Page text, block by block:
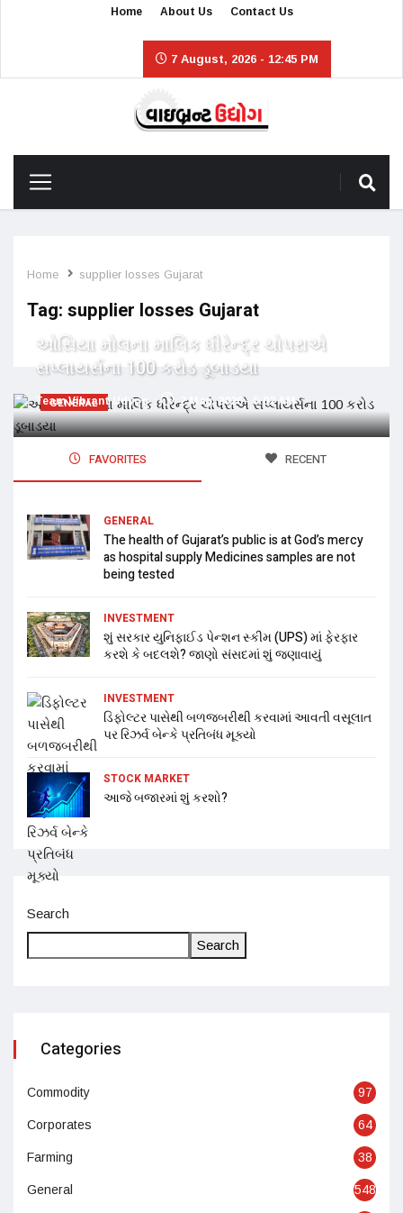
Home About Us Contact Us
7 August, 2026 - 12:45 PM
Home supplier losses Gujarat
Tag: supplier losses Gujarat
GENERAL
ઓસિયા મોલના માલિક ધીરેન્દ્ર ચોપરાએ
સપ્લાયર્સના 100 કરોડ ડૂબાડયા
Team Vibrant Udyog 2 May, 2026 - 5:02 AM
FAVORITES RECENT
GENERAL
The health of Gujarat’s public is at God’s mercy
as hospital supply Medicines samples are not
being tested
INVESTMENT
શું સરકાર યુનિફાઈડ પેન્શન સ્કીમ (UPS) માં ફેરફાર
કરશે કે બદલશે? જાણો સંસદમાં શું જણાવાયું
INVESTMENT
ડિફોલ્ટર પાસેથી બળજબરીથી કરવામાં આવતી વસૂલાત
પર રિઝર્વ બેન્કે પ્રતિબંધ મૂક્યો
STOCK MARKET
આજે બજારમાં શું કરશો?
Search
Search
Categories
Commodity 97
Corporates 64
Farming 38
General 548